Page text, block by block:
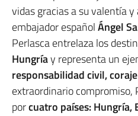
vidas gracias a su valentía
embajador españolÁngel
Perlasca entrelaza los
Hungríay representa un
responsabilidad civil,
extraordinario compromiso,
porcuatro países: Hungría,